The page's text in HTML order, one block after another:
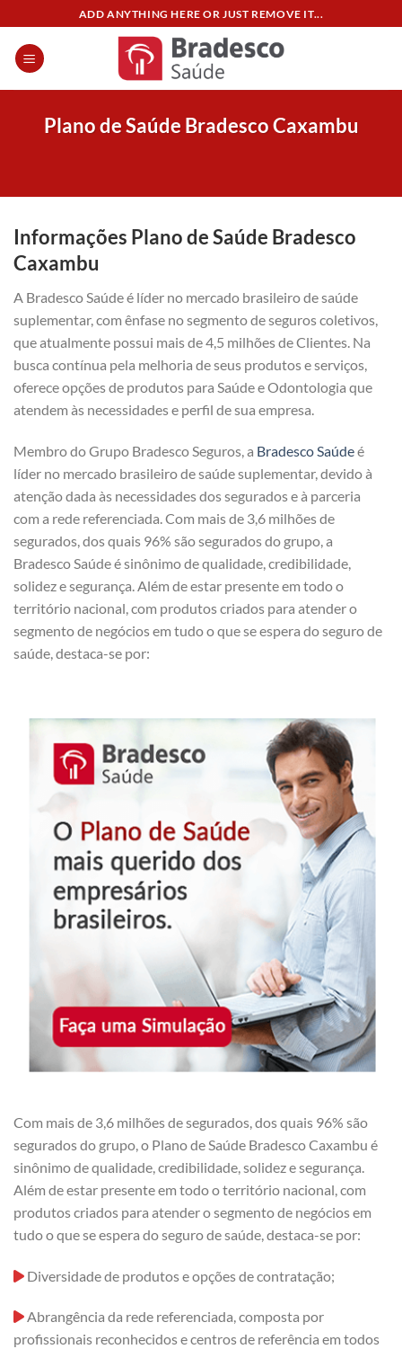
content
ADD ANYTHING HERE OR JUST REMOVE IT...
Plano de Saúde Bradesco Caxambu
Informações Plano de Saúde Bradesco
Caxambu
A Bradesco Saúde é líder no mercado brasileiro de saúde
suplementar, com ênfase no segmento de seguros coletivos,
que atualmente possui mais de 4,5 milhões de Clientes. Na
busca contínua pela melhoria de seus produtos e serviços,
oferece opções de produtos para Saúde e Odontologia que
atendem às necessidades e perfil de sua empresa.
Membro do Grupo Bradesco Seguros, a Bradesco Saúdeé
líder no mercado brasileiro de saúde suplementar, devido à
atenção dada às necessidades dos segurados e à parceria
com a rede referenciada. Com mais de 3,6 milhões de
segurados, dos quais 96% são segurados do grupo, a
Bradesco Saúde é sinônimo de qualidade, credibilidade,
solidez e segurança. Além de estar presente em todo o
território nacional, com produtos criados para atender o
segmento de negócios em tudo o que se espera do seguro de
saúde, destaca-se por:
Com mais de 3,6 milhões de segurados, dos quais 96% são
segurados do grupo, o Plano de Saúde Bradesco Caxambu é
sinônimo de qualidade, credibilidade, solidez e segurança.
Além de estar presente em todo o território nacional, com
produtos criados para atender o segmento de negócios em
tudo o que se espera do seguro de saúde, destaca-se por:
Diversidade de produtos e opções de contratação;
Abrangência da rede referenciada, composta por
profissionais reconhecidos e centros de referência em todos